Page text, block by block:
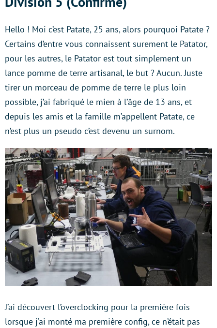
Hello ! Moi c’est Patate, 25 ans, alors pourquoi Patate ?
Certains d’entre vous connaissent surement le Patator,
pour les autres, le Patator est tout simplement un
lance pomme de terre artisanal, le but ? Aucun. Juste
tirer un morceau de pomme de terre le plus loin
possible, j’ai fabriqué le mien à l’âge de 13 ans, et
depuis les amis et la famille m’appellent Patate, ce
n’est plus un pseudo c’est devenu un surnom.
J’ai découvert l’overclocking pour la première fois
lorsque j’ai monté ma première config, ce n’était pas